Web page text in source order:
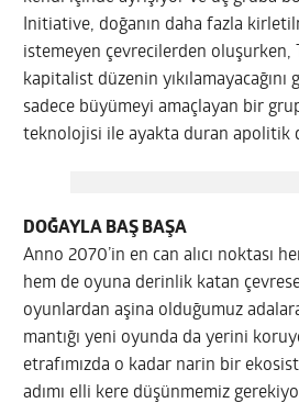
Initiative, doğanın daha fazla
istemeyen çevrecilerden oluşurken,
kapitalist düzenin
sadece büyümeyi amaçlayan bir
teknolojisi ile ayakta duran apolitik
DOĞAYLA BAŞ BAŞA
Anno 2070’in en can alıcı noktası
hem de oyuna derinlik katan
oyunlardan aşina olduğumuz
mantığı yeni oyunda da yerini
etrafımızda o kadar narin bir
adımı elli kere düşünmemiz